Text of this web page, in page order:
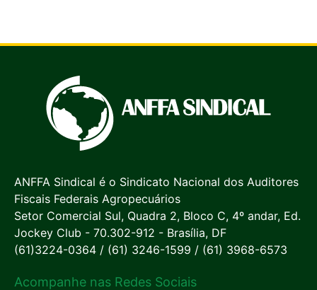
ANFFA Sindical é o Sindicato Nacional dos Auditores
Fiscais Federais Agropecuários
Setor Comercial Sul, Quadra 2, Bloco C, 4º andar, Ed.
Jockey Club - 70.302-912 - Brasília, DF
(61)3224-0364 / (61) 3246-1599 / (61) 3968-6573
Acompanhe nas Redes Sociais